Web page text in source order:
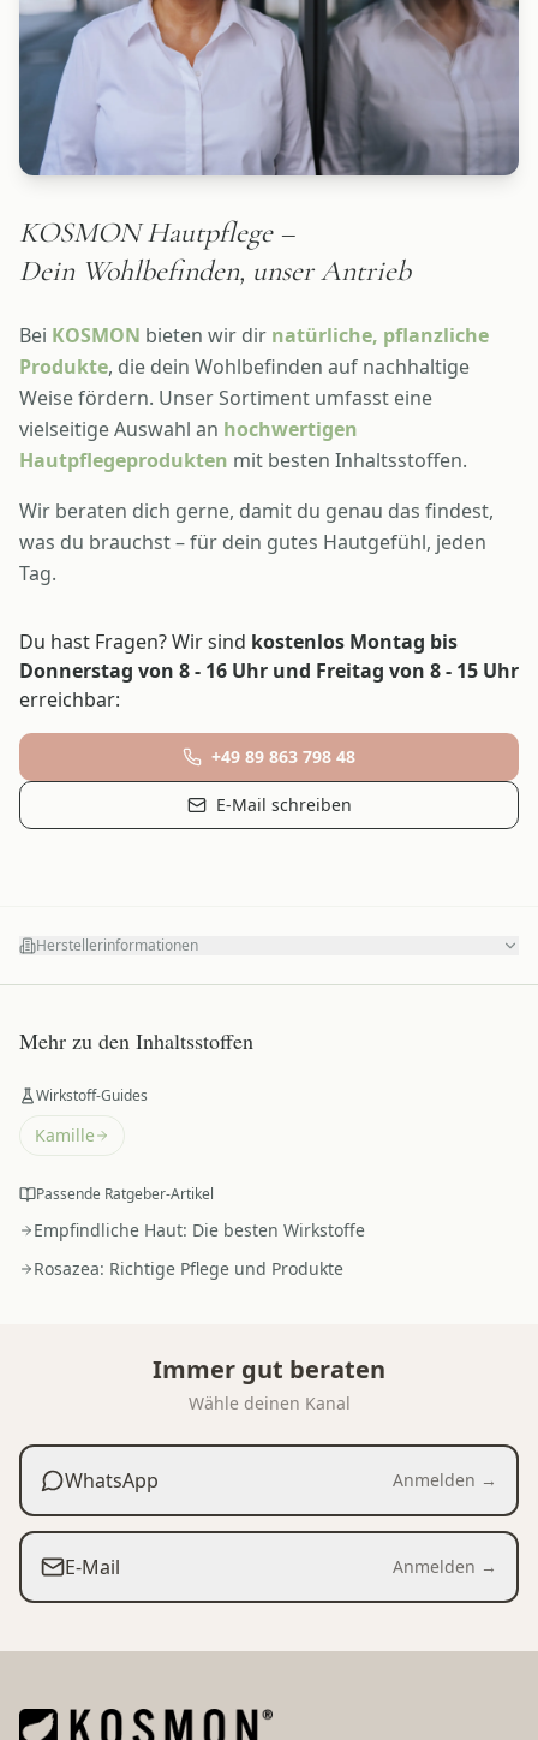
KOSMON Hautpflege –
Dein Wohlbefinden, unser Antrieb
Bei KOSMON bieten wir dir natürliche, pflanzliche
Produkte, die dein Wohlbefinden auf nachhaltige
Weise fördern. Unser Sortiment umfasst eine
vielseitige Auswahl an hochwertigen
Hautpflegeprodukten mit besten Inhaltsstoffen.
Wir beraten dich gerne, damit du genau das findest,
was du brauchst – für dein gutes Hautgefühl, jeden
Tag.
Du hast Fragen? Wir sind kostenlos Montag bis
Donnerstag von 8 - 16 Uhr und Freitag von 8 - 15 Uhr
erreichbar:
+49 89 863 798 48
E-Mail schreiben
Herstellerinformationen
Mehr zu den Inhaltsstoffen
Wirkstoff-Guides
Kamille
Passende Ratgeber-Artikel
Empfindliche Haut: Die besten Wirkstoffe
Rosazea: Richtige Pflege und Produkte
Immer gut beraten
Wähle deinen Kanal
WhatsApp Anmelden →
E-Mail Anmelden →